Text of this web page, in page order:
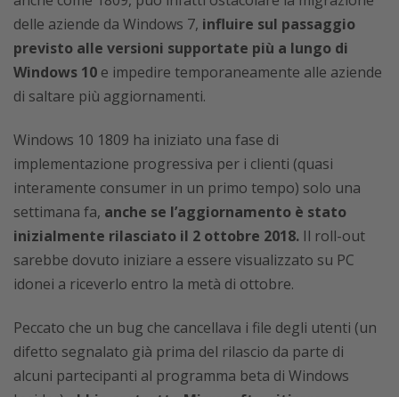
delle aziende da Windows 7, influire sul passaggio
previsto alle versioni supportate più a lungo di
Windows 10 e impedire temporaneamente alle aziende
di saltare più aggiornamenti.
Windows 10 1809 ha iniziato una fase di
implementazione progressiva per i clienti (quasi
interamente consumer in un primo tempo) solo una
settimana fa, anche se l’aggiornamento è stato
inizialmente rilasciato il 2 ottobre 2018. Il roll-out
sarebbe dovuto iniziare a essere visualizzato su PC
idonei a riceverlo entro la metà di ottobre.
Peccato che un bug che cancellava i file degli utenti (un
difetto segnalato già prima del rilascio da parte di
alcuni partecipanti al programma beta di Windows